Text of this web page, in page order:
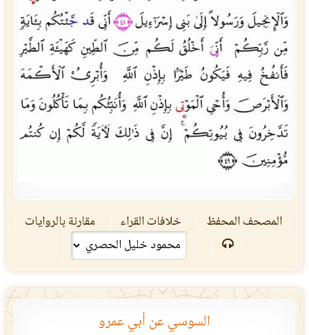
المصحف المحفظ خلافات القراء مقارنة بالروايات
السوسي عن أبي عمرو